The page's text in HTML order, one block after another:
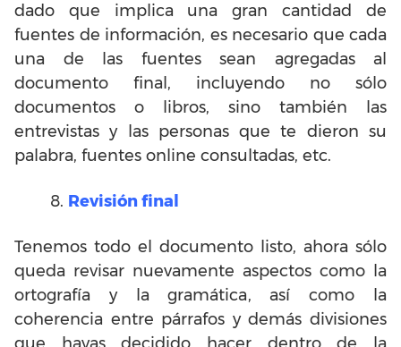
dado que implica una gran cantidad de
fuentes de información, es necesario que cada
una de las fuentes sean agregadas al
documento final, incluyendo no sólo
documentos o libros, sino también las
entrevistas y las personas que te dieron su
palabra, fuentes online consultadas, etc.
8. Revisión final
Tenemos todo el documento listo, ahora sólo
queda revisar nuevamente aspectos como la
ortografía y la gramática, así como la
coherencia entre párrafos y demás divisiones